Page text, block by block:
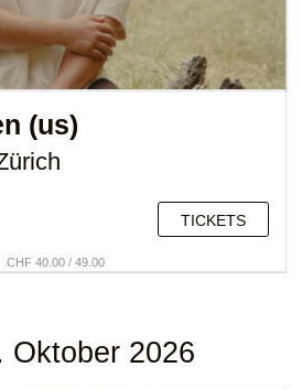
(us)
TICKETS
CHF 40.00 / 49.00
Oktober 2026